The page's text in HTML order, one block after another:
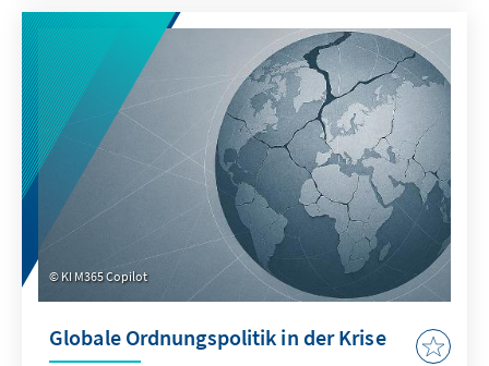
Sabotageakte Europas Verwundbarkeit, im
Südchinesischen Meer demonstriert China,
wie Recht zur Machtfrage wird. Beide Fälle
verdeutlichen: Wo das Seerecht unterwandert
wird, geraten Europas Sicherheit,
Handlungsfähigkeit und die regelbasierte
Ordnung ins Wanken.
KI M365 Copilot
Globale Ordnungspolitik in der Krise